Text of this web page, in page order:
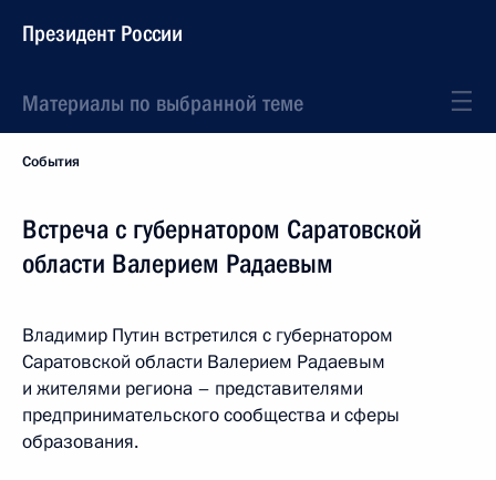
Президент России
Материалы по выбранной теме
События
Встреча с губернатором Саратовской
области Валерием Радаевым
Владимир Путин встретился с губернатором
Саратовской области Валерием Радаевым
и жителями региона – представителями
предпринимательского сообщества и сферы
образования.